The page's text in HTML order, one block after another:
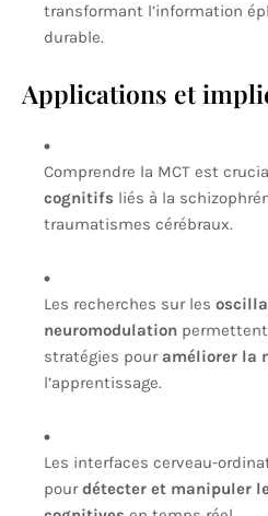
transformant l’information
durable.
Applications et
Comprendre la MCT est
cognitifs liés à la
traumatismes cérébraux.
Les recherches sur les
neuromodulation
stratégies pour améliorer la
l’apprentissage.
Les interfaces cerveau-
pourdétecter et manipuler